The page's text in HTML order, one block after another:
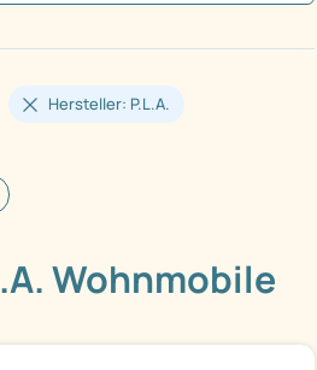
Hersteller: P.L.A.
Wohnmobile